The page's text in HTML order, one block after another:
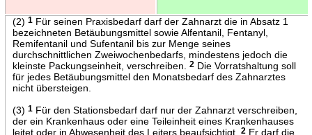
(2) 1Für seinen Praxisbedarf darf der Zahnarzt die in Absatz 1
bezeichneten Betäubungsmittel sowie Alfentanil, Fentanyl,
Remifentanil und Sufentanil bis zur Menge seines
durchschnittlichen Zweiwochenbedarfs, mindestens jedoch die
kleinste Packungseinheit, verschreiben.
2Die Vorratshaltung soll
für jedes Betäubungsmittel den Monatsbedarf des Zahnarztes
nicht übersteigen.
(3) 1Für den Stationsbedarf darf nur der Zahnarzt verschreiben,
der ein Krankenhaus oder eine Teileinheit eines Krankenhauses
leitet oder in Abwesenheit des Leiters beaufsichtigt.
2Er darf die